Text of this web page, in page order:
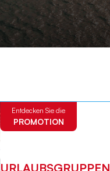
Entdecken Sie die
PROMOTION
URLAUBSGRUPPEN